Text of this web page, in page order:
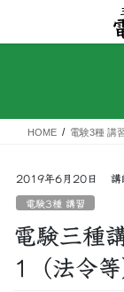
テ
ス
ゲ
ン
HOME 電験3種 講
2019年6月20日 講
電験3種 講習
電験三種
1（法令等